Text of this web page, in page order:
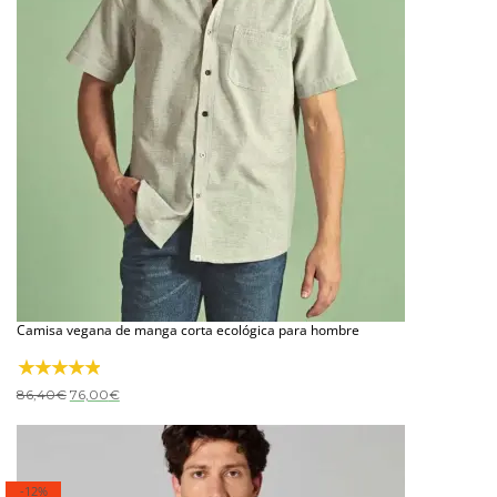
Camisa vegana de manga corta ecológica para hombre
86,40€ El
original
76,00€El
actual
-12%